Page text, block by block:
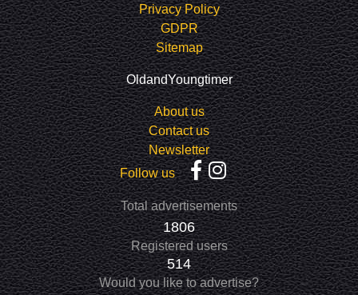
Privacy Policy
GDPR
Sitemap
OldandYoungtimer
About us
Contact us
Newsletter
Follow us
Total advertisements
1806
Registered users
514
Would you like to advertise?